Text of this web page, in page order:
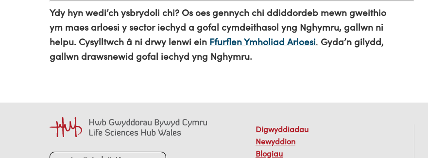
Ydy hyn wedi’ch ysbrydoli chi? Os oes gennych chi ddiddordeb mewn gweithio
ym maes arloesi y sector iechyd a gofal cymdeithasol yng Nghymru, gallwn ni
helpu. Cysylltwch â ni drwy lenwi ein Ffurflen Ymholiad Arloesi. Gyda’n gilydd,
gallwn drawsnewid gofal iechyd yng Nghymru.
Digwyddiadau
Newyddion
Blogiau